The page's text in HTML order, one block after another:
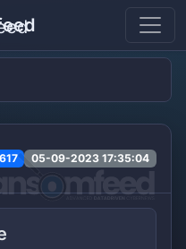
05-09-2023 17:35:04